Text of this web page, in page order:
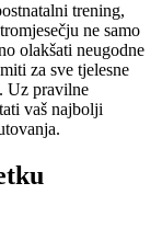
trening,
ne samo
olakšati neugodne
za sve tjelesne
Uz pravilne
vaš najbolji